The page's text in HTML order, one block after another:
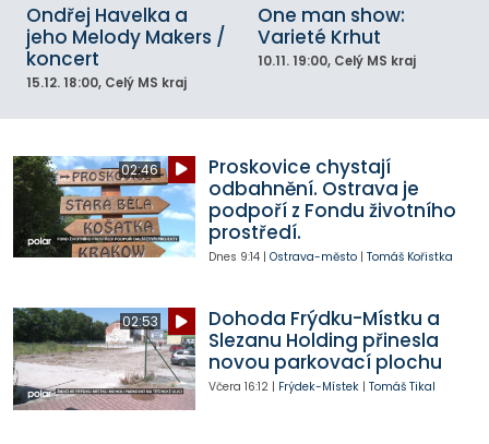
Ondřej Havelka a
jeho Melody Makers /
koncert
15.12. 18:00, Celý MS kraj
One man show:
Varieté Krhut
10.11. 19:00, Celý MS kraj
02:46
Proskovice chystají
odbahnění. Ostrava je
podpoří z Fondu životního
prostředí.
Dnes 9:14| Ostrava-město| Tomáš Kořistka
02:53
Dohoda Frýdku-Místku a
Slezanu Holding přinesla
novou parkovací plochu
Včera 16:12| Frýdek-Místek| Tomáš Tikal